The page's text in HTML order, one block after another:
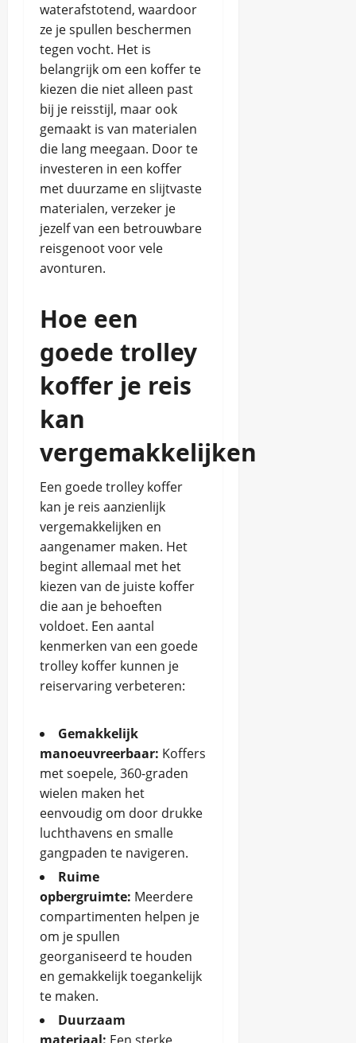
waterafstotend, waardoor
ze je spullen beschermen
tegen vocht. Het is
belangrijk om een koffer te
kiezen die niet alleen past
bij je reisstijl, maar ook
gemaakt is van materialen
die lang meegaan. Door te
investeren in een koffer
met duurzame en slijtvaste
materialen, verzeker je
jezelf van een betrouwbare
reisgenoot voor vele
avonturen.
Hoe een
goede trolley
koffer je reis
kan
vergemakkelijken
Een goede trolley koffer
kan je reis aanzienlijk
vergemakkelijken en
aangenamer maken. Het
begint allemaal met het
kiezen van de juiste koffer
die aan je behoeften
voldoet. Een aantal
kenmerken van een goede
trolley koffer kunnen je
reiservaring verbeteren:
Gemakkelijk
manoeuvreerbaar: Koffers
met soepele, 360-graden
wielen maken het
eenvoudig om door drukke
luchthavens en smalle
gangpaden te navigeren.
Ruime
opbergruimte: Meerdere
compartimenten helpen je
om je spullen
georganiseerd te houden
en gemakkelijk toegankelijk
te maken.
Duurzaam